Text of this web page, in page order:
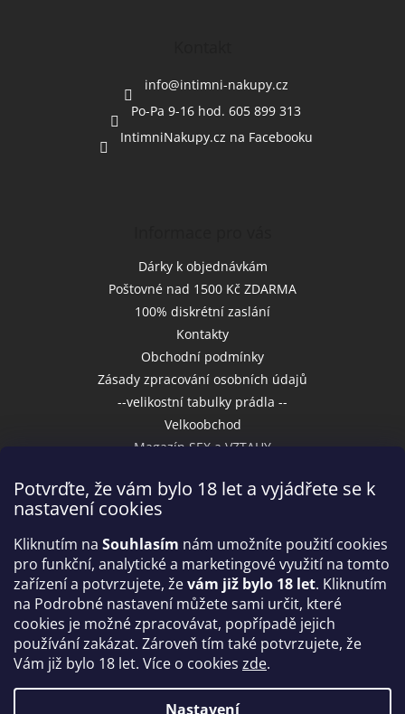
Potvrďte, že vám bylo 18 let a vyjádřete se k
nastavení cookies
Kliknutím na Souhlasím nám umožníte použití cookies
pro funkční, analytické a marketingové využití na tomto
zařízení a potvrzujete, ževám již bylo 18 let. Kliknutím
na Podrobné nastavení můžete sami určit, které
cookies je možné zpracovávat, popřípadě jejich
používání zakázat. Zároveň tím také potvrzujete, že
Vám již bylo 18 let. Více o cookies zde.
Nastavení
info@intimni-nakupy.cz
Po-Pa 9-16 hod. 605 899 313
IntimniNakupy.cz na Facebooku
Dárky k objednávkám
Poštovné nad 1500 Kč ZDARMA
100% diskrétní zaslání
Kontakty
Obchodní podmínky
Zásady zpracování osobních údajů
--velikostní tabulky prádla --
Velkoobchod
Magazín SEX a VZTAHY
Přijímáme online platby